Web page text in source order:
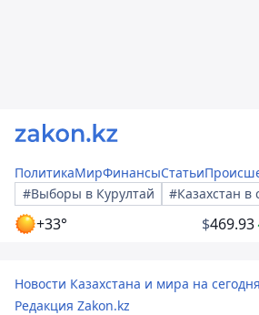
ПолитикаМирФинансыСтатьи
#Выборы в Курултай
#Казахстан в
+33° $469.93
Новости Казахстана и мира на сегодня
Редакция Zakon.kz